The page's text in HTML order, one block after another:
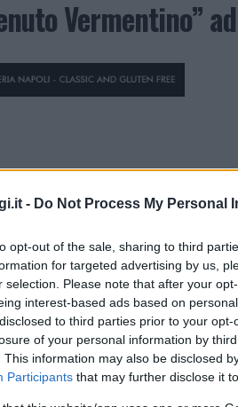
- Do Not Process My Personal
opt-out of the sale, sharing to third
for targeted advertising by us,
selection. Please note that after your
interest-based ads based on
to third parties prior to your
of your personal information by
This information may also be disclosed
Participants that may further disclose it
Vermentino”
che promuove il
musica ed enogastronomia.
potrete degustare
tecniche
, gestite dai